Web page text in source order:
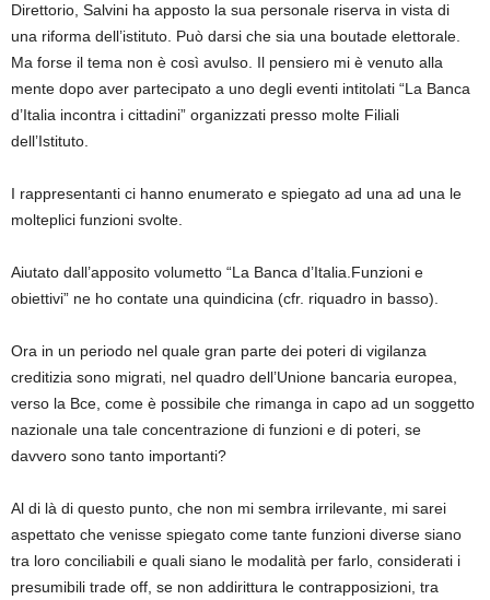
Direttorio, Salvini ha apposto la sua personale riserva in vista di
una riforma dell’istituto. Può darsi che sia una boutade elettorale.
Ma forse il tema non è così avulso. Il pensiero mi è venuto alla
mente dopo aver partecipato a uno degli eventi intitolati “La Banca
d’Italia incontra i cittadini” organizzati presso molte Filiali
dell’Istituto.
I rappresentanti ci hanno enumerato e spiegato ad una ad una le
molteplici funzioni svolte.
Aiutato dall’apposito volumetto “La Banca d’Italia.Funzioni e
obiettivi” ne ho contate una quindicina (cfr. riquadro in basso).
Ora in un periodo nel quale gran parte dei poteri di vigilanza
creditizia sono migrati, nel quadro dell’Unione bancaria europea,
verso la Bce, come è possibile che rimanga in capo ad un soggetto
nazionale una tale concentrazione di funzioni e di poteri, se
davvero sono tanto importanti?
Al di là di questo punto, che non mi sembra irrilevante, mi sarei
aspettato che venisse spiegato come tante funzioni diverse siano
tra loro conciliabili e quali siano le modalità per farlo, considerati i
presumibili trade off, se non addirittura le contrapposizioni, tra